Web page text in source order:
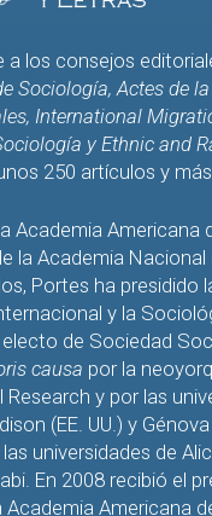
a los consejos
Sociología, Actes de
International
y Ethnic and
250 artículos y
Academia Americana
la Academia Nacional
Portes ha presidido
y la
de Sociedad
causa por la
y por las
(EE. UU.) y
universidades de
En 2008 recibió el
Americana